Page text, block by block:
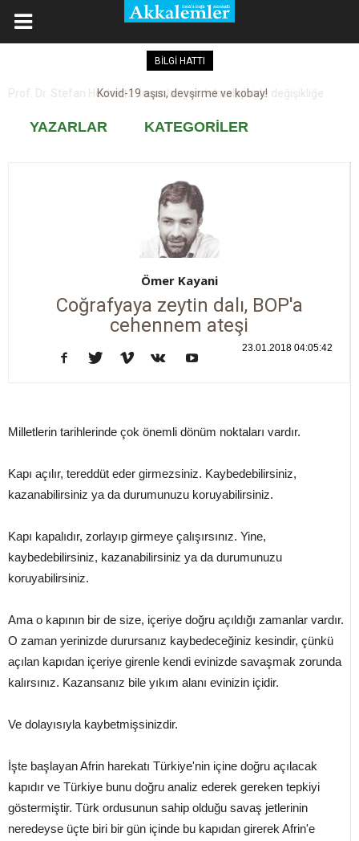
BİLGİ HATTI
Kovid-19 aşısı, devşirme ve kobay!
YAZARLAR KATEGORİLER
Ömer Kayani
Coğrafyaya zeytin dalı, BOP'a
cehennem ateşi
23.01.2018 04:05:42
Milletlerin tarihlerinde çok önemli dönüm noktaları vardır.
Kapı açılır, tereddüt eder girmezsiniz. Kaybedebilirsiniz,
kazanabilirsiniz ya da durumunuzu koruyabilirsiniz.
Kapı kapalıdır, zorlayıp girmeye çalışırsınız. Yine,
kaybedebilirsiniz, kazanabilirsiniz ya da durumunuzu
koruyabilirsiniz.
Ama o kapının bir de size, içeriye doğru açıldığı zamanlar vardır.
O zaman yerinizde durursanız kaybedeceğiniz kesindir, çünkü
açılan kapıdan içeriye girenle kendi evinizde savaşmak zorunda
kalırsınız. Kazansanız bile yıkım alanı evinizin içidir.
Ve dolayısıyla kaybetmişsinizdir.
İşte başlayan Afrin harekatı Türkiye'nin içine doğru açılacak
kapıdır ve Türkiye bunu doğru analiz ederek gereken tepkiyi
göstermiştir. Türk ordusunun sahip olduğu savaş jetlerinin
neredeyse üçte biri bir gün içinde bu kapıdan girerek Afrin'e